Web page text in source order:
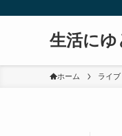
生活にゆ
ホーム ライブ